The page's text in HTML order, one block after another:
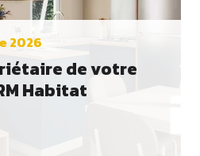
2026
de votre
Habitat